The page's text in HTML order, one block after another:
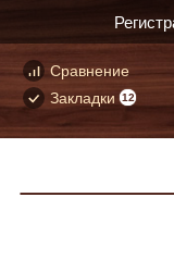
Сравнение
Закладки12